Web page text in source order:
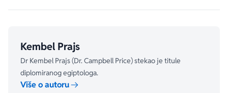
Kratko, razumljivo i bez ulepšavanja.
Kembel Prajs
Dr Kembel Prajs (Dr. Campbell Price) stekao je titule
diplomiranog egiptologa.
Više o autoru